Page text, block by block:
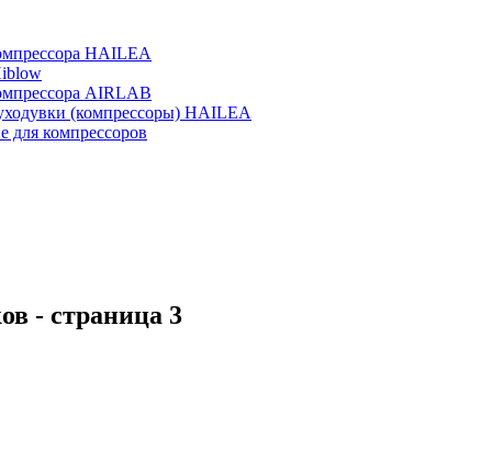
HAILEA
AIRLAB
(компрессоры) HAILEA
компрессоров
- страница 3